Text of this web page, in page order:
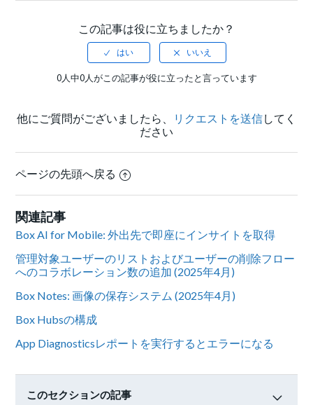
この記事は役に立ちましたか？
0人中0人がこの記事が役に立ったと言っています
他にご質問がございましたら、 リクエストを送信してく
ださい
ページの先頭へ戻る
関連記事
Box AI for Mobile: 外出先で即座にインサイトを取得
管理対象ユーザーのリストおよびユーザーの削除フロー
へのコラボレーション数の追加 (2025年4月)
Box Notes: 画像の保存システム (2025年4月)
Box Hubsの構成
App Diagnosticsレポートを実行するとエラーになる
このセクションの記事